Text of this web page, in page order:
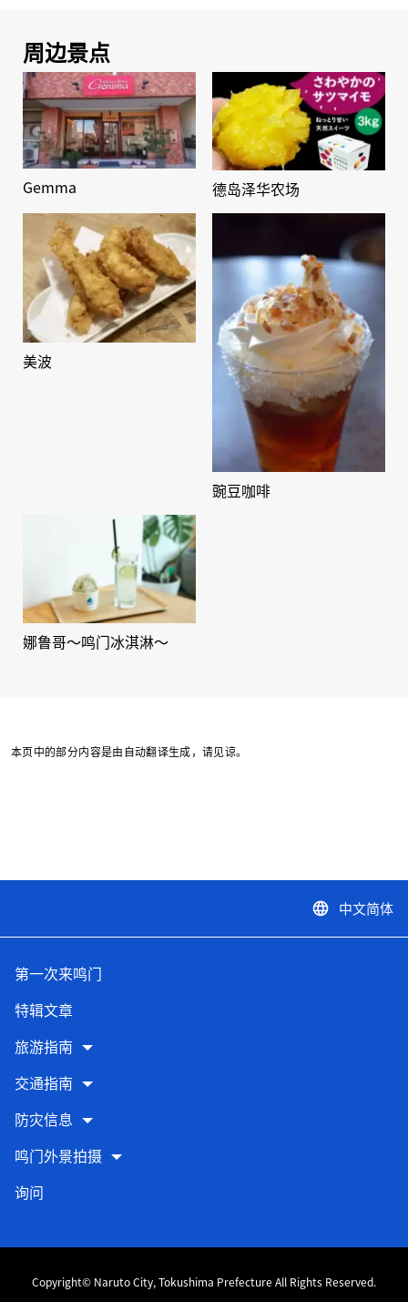
周边景点
Gemma 德岛泽华农场
美波
豌豆咖啡
娜鲁哥～鸣门冰淇淋～
本页中的部分内容是由自动翻译生成，请见谅。
language 中文简体
第一次来鸣门
特辑文章
旅游指南
交通指南
防灾信息
鸣门外景拍摄
询问
Copyright© Naruto City, Tokushima Prefecture All Rights Reserved.